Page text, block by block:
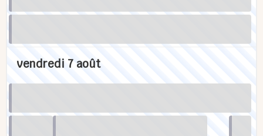
vendredi 7 août